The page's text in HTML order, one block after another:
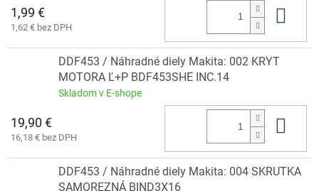
1,99 €
1,62 € bez DPH
DDF453 / Náhradné diely Makita: 002 KRYT
MOTORA Ľ+P BDF453SHE INC.14
Skladom v E-shope
19,90 €
16,18 € bez DPH
DDF453 / Náhradné diely Makita: 004 SKRUTKA
SAMOREZNÁ BIND3X16